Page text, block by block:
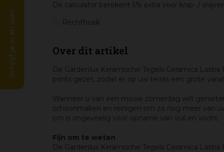
De calculator berekent 5% extra voor knip- /
Rechthoek
Over dit artikel
De Gardenlux Keramische Tegels Ceramica
prints gezet, zodat er op uw terras een grote
Wanneer u van een mooie zomerdag wilt
schoonmaken en reinigen om zo nog meer van
cm is ongevoelig voor opname van vuil en vocht.
Fijn om te weten
De Gardenlux Keramische Tegels Ceramica
Schrijf je in en win!